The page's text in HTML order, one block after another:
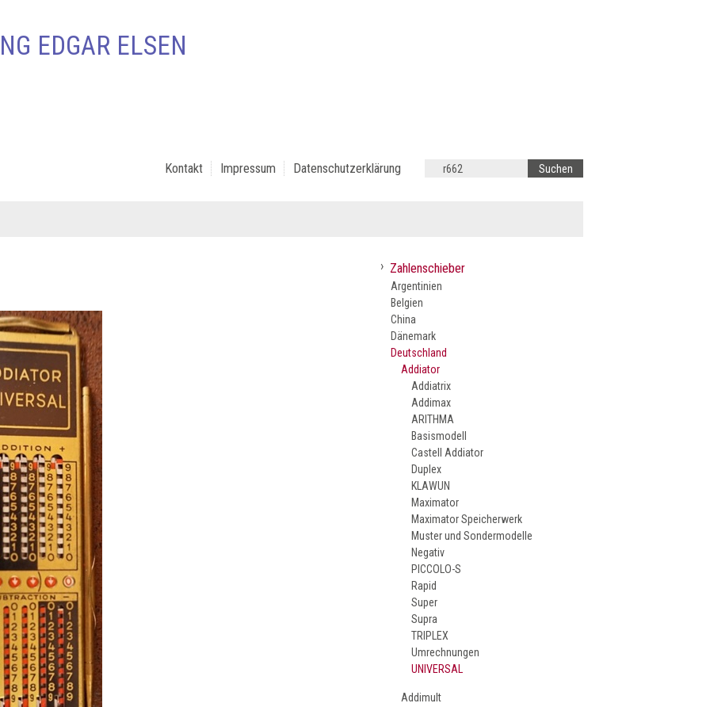
EDGAR ELSEN
Kontakt Impressum Datenschutzerklärung
› Zahlenschieber
Argentinien
Belgien
China
Dänemark
Deutschland
Addiator
Addiatrix
Addimax
ARITHMA
Basismodell
Castell Addiator
Duplex
KLAWUN
Maximator
Maximator Speicherwerk
Muster und Sondermodelle
Negativ
PICCOLO-S
Rapid
Super
Supra
TRIPLEX
Umrechnungen
UNIVERSAL
Addimult